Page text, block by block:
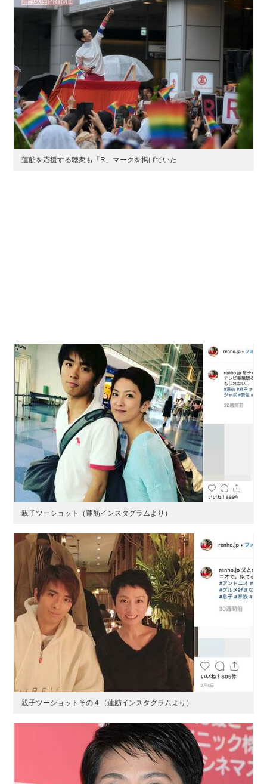
蓮舫を応援する聴衆も「R」マークを掲げていた
親子ツーショット（蓮舫インスタグラムより）
親子ツーショットその４（蓮舫インスタグラムより）